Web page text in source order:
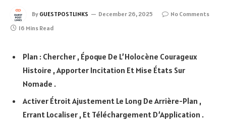
By GUESTPOSTLINKS December 26, 2025
No Comments
16 Mins Read
Plan : Chercher , Époque De L’Holocène Courageux
Histoire , Apporter Incitation Et Mise États Sur
Nomade .
Activer Étroit Ajustement Le Long De Arrière-Plan ,
Errant Localiser , Et Téléchargement D’Application .